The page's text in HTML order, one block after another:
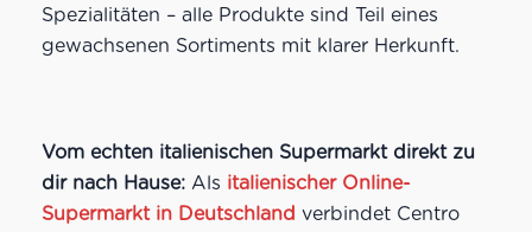
Spezialitäten – alle Produkte sind Teil eines
gewachsenen Sortiments mit klarer Herkunft.
Vom echten italienischen Supermarkt direkt zu
dir nach Hause:Als italienischer Online-
Supermarkt in Deutschland verbindet Centro